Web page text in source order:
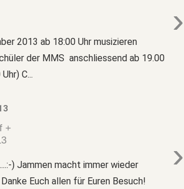
›
2013 ab 18:00 Uhr musizieren
der MMS anschliessend ab 19.00
C...
+
›
) Jammen macht immer wieder
Euch allen für Euren Besuch!